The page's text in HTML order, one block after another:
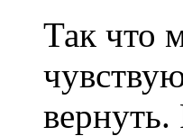
Так что